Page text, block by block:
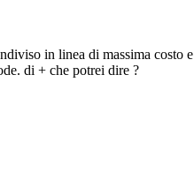
in linea di massima costo
di + che potrei dire ?